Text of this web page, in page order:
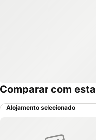
Comparar com
Alojamento selecionado